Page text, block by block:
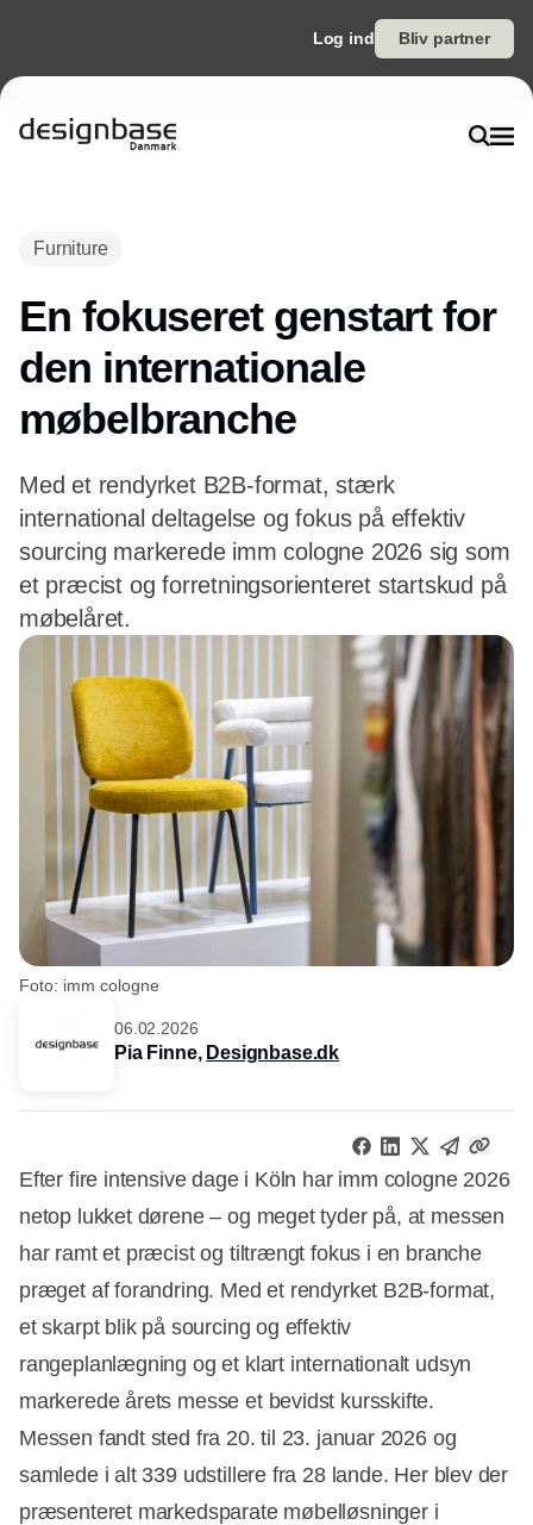
Log ind Bliv partner
Furniture
En fokuseret genstart for
den internationale
møbelbranche
Med et rendyrket B2B-format, stærk
international deltagelse og fokus på effektiv
sourcing markerede imm cologne 2026 sig som
et præcist og forretningsorienteret startskud på
møbelåret.
Foto: imm cologne
06.02.2026
Pia Finne, Designbase.dk
Efter fire intensive dage i Köln har imm cologne 2026
netop lukket dørene – og meget tyder på, at messen
har ramt et præcist og tiltrængt fokus i en branche
præget af forandring. Med et rendyrket B2B-format,
et skarpt blik på sourcing og effektiv
rangeplanlægning og et klart internationalt udsyn
markerede årets messe et bevidst kursskifte.
Messen fandt sted fra 20. til 23. januar 2026 og
samlede i alt 339 udstillere fra 28 lande. Her blev der
præsenteret markedsparate møbelløsninger i